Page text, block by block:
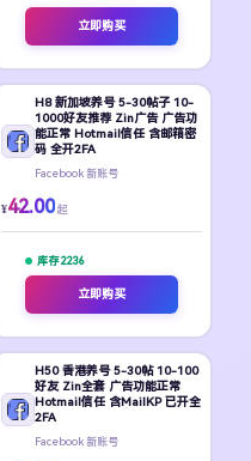
立即购买
H8 新加坡养号 5-30帖子 10-
1000好友推荐 Zin广告 广告功
能正常 Hotmail信任 含邮箱密
码 全开2FA
Facebook 新账号
¥42.00 起
库存 2236
立即购买
H50 香港养号 5-30帖 10-100
好友 Zin全套 广告功能正常
Hotmail信任 含MailKP 已开全
2FA
Facebook 新账号